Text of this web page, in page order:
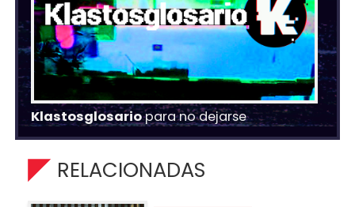
Klastosglosariopara no dejarse
RELACIONADAS